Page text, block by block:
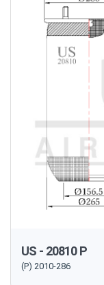
US - 20810 P
(P) 2010-286